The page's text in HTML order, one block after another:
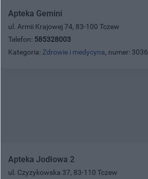
Apteka Gemini
ul. Armii Krajowej 74, 83-100 Tczew
Telefon: 585328003
Kategoria: Zdrowie i medycyna, numer: 3036
Apteka Jodłowa 2
ul. Czyzykowska 37, 83-110 Tczew